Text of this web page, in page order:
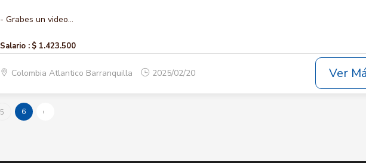
- Grabes un video...
Salario : $ 1.423.500
Colombia Atlantico Barranquilla 2025/02/20 Ver
5 6 ›